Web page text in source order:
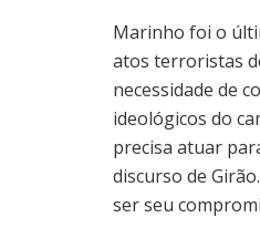
Marinho foi o
atos terroristas
necessidade de
ideológicos do
precisa atuar
discurso de
ser seu